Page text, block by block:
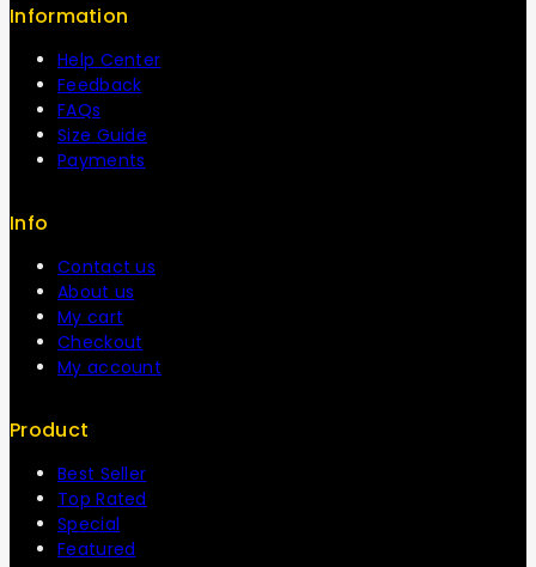
Information
Help Center
Feedback
FAQs
Size Guide
Payments
Info
Contact us
About us
My cart
Checkout
My account
Product
Best Seller
Top Rated
Special
Featured